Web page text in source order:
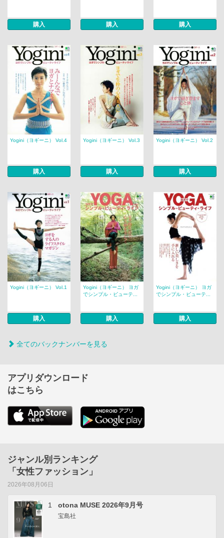
購入 購入 購入
Yogini（ヨギーニ） Vol.4
購入
Yogini（ヨギーニ） Vol.3
購入
Yogini（ヨギーニ） Vol.2
購入
Yogini（ヨギーニ） Vol.1
購入
Yogini（ヨギーニ） ヨガ
でシンプル・ビューテ...
購入
Yogini（ヨギーニ） ヨガ
でシンプル・ビューテ...
購入
全てのバックナンバーを見る
アプリダウンロード
はこちら
ジャンル別ランキング
「女性ファッション」
2026年08月06日
1 otona MUSE 2026年9月号
宝島社